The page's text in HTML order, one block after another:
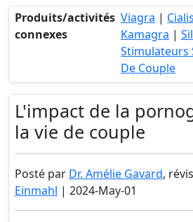
Produits/activités
connexes
Viagra | Cialis
Kamagra |
Stimulateurs
De Couple
L'impact de la
la vie de couple
Posté par Dr. Amélie Gavard,
Einmahl | 2024-May-01